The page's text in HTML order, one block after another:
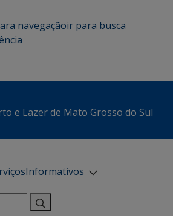
navegaçãoir para busca
e Lazer de Mato Grosso do Sul
Informativos